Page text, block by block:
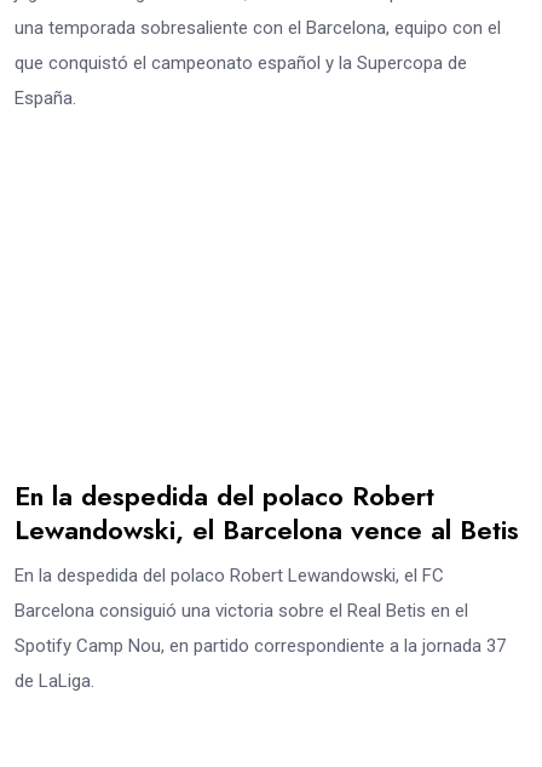
una temporada sobresaliente con el Barcelona, equipo con el
que conquistó el campeonato español y la Supercopa de
España.
En la despedida del polaco Robert
Lewandowski, el Barcelona vence al Betis
En la despedida del polaco Robert Lewandowski, el FC
Barcelona consiguió una victoria sobre el Real Betis en el
Spotify Camp Nou, en partido correspondiente a la jornada 37
de LaLiga.